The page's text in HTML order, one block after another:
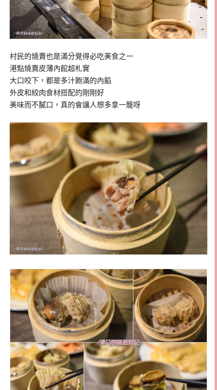
村民的燒賣也是滿分覺得必吃美食之一
港點燒賣皮薄內館超札實
大口咬下，都是多汁飽滿的內餡
外皮和絞肉食材搭配的剛剛好
美味而不膩口，真的會讓人想多拿一籠呀